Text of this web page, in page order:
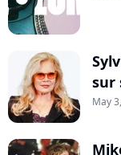
sur
May